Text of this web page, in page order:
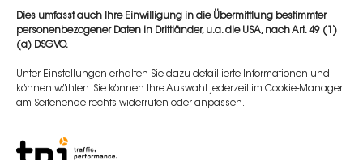
Dies umfasst auch Ihre Einwilligung in die Übermittlung bestimmter
personenbezogener Daten in Drittländer, u.a. die USA, nach Art. 49 (1)
(a) DSGVO.
Unter Einstellungen erhalten Sie dazu detaillierte Informationen und
können wählen. Sie können Ihre Auswahl jederzeit im Cookie-Manager
am Seitenende rechts widerrufen oder anpassen.
an:
Facharzt für Plastische, Rekonstruktive
und Ästhetische Chirurgie
Rekonstruktiver und Ästhetischer Chirurg